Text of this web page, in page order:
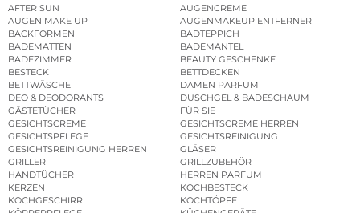
AFTER SUN
AUGENCREME
AUGEN MAKE UP
AUGENMAKEUP ENTFERNER
BACKFORMEN
BADTEPPICH
BADEMATTEN
BADEMÄNTEL
BADEZIMMER
BEAUTY GESCHENKE
BESTECK
BETTDECKEN
BETTWÄSCHE
DAMEN PARFUM
DEO & DEODORANTS
DUSCHGEL & BADESCHAUM
GÄSTETÜCHER
FÜR SIE
GESICHTSCREME
GESICHTSCREME HERREN
GESICHTSPFLEGE
GESICHTSREINIGUNG
GESICHTSREINIGUNG HERREN
GLÄSER
GRILLER
GRILLZUBEHÖR
HANDTÜCHER
HERREN PARFUM
KERZEN
KOCHBESTECK
KOCHGESCHIRR
KOCHTÖPFE